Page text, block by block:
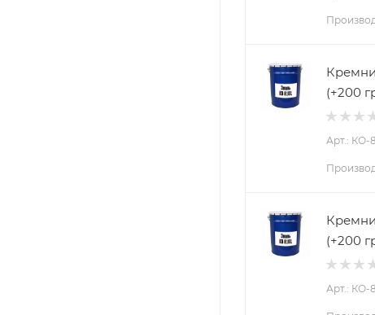
(+200
Арт.: КО-
(+200
Арт.: КО-